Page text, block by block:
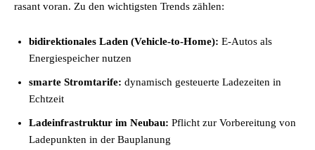
rasant voran. Zu den wichtigsten Trends zählen:
bidirektionales Laden (Vehicle-to-Home): E-Autos als
Energiespeicher nutzen
smarte Stromtarife: dynamisch gesteuerte Ladezeiten in
Echtzeit
Ladeinfrastruktur im Neubau: Pflicht zur Vorbereitung von
Ladepunkten in der Bauplanung